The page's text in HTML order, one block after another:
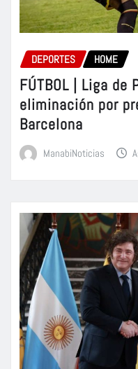
DEPORTES HOME
FÚTBOL | Liga
eliminación por
Barcelona
ManabiNoticias